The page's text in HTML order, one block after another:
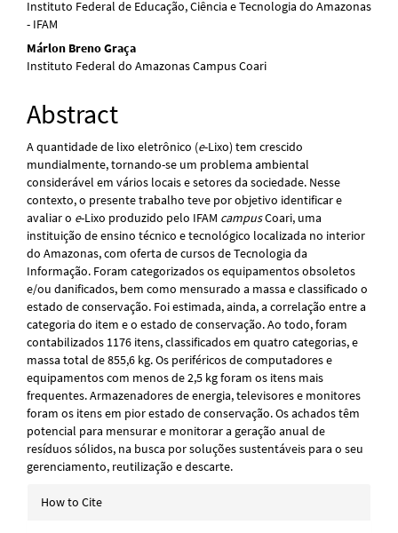
Instituto Federal de Educação, Ciência e Tecnologia do Amazonas
- IFAM
Márlon Breno Graça
Instituto Federal do Amazonas Campus Coari
Abstract
A quantidade de lixo eletrônico (e-Lixo) tem crescido
mundialmente, tornando-se um problema ambiental
considerável em vários locais e setores da sociedade. Nesse
contexto, o presente trabalho teve por objetivo identificar e
avaliar o e-Lixo produzido pelo IFAM campusCoari, uma
instituição de ensino técnico e tecnológico localizada no interior
do Amazonas, com oferta de cursos de Tecnologia da
Informação. Foram categorizados os equipamentos obsoletos
e/ou danificados, bem como mensurado a massa e classificado o
estado de conservação. Foi estimada, ainda, a correlação entre a
categoria do item e o estado de conservação. Ao todo, foram
contabilizados 1176 itens, classificados em quatro categorias, e
massa total de 855,6 kg. Os periféricos de computadores e
equipamentos com menos de 2,5 kg foram os itens mais
frequentes. Armazenadores de energia, televisores e monitores
foram os itens em pior estado de conservação. Os achados têm
potencial para mensurar e monitorar a geração anual de
resíduos sólidos, na busca por soluções sustentáveis para o seu
gerenciamento, reutilização e descarte.
Article
How to Cite